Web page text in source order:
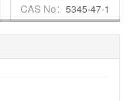
CAS No： 5345-47-1